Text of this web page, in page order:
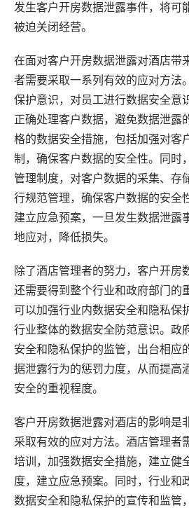
发生客户开房数据泄露事件，将可
被迫关闭经营。
在面对客户开房数据泄露对酒店带
者需要采取一系列有效的应对方法
保护意识，对员工进行数据安全意
正确处理客户数据，避免数据泄露
格的数据安全措施，包括加强对客
制，确保客户数据的安全性。同时
管理制度，对客户数据的采集、存
行规范管理，确保客户数据的安全
建立应急预案，一旦发生数据泄露
地应对，降低损失。
除了酒店管理者的努力，客户开房
还需要得到整个行业和政府部门的
可以加强行业内数据安全和隐私保
行业整体的数据安全防范意识。政
安全和隐私保护的监管，出台相应
据泄露行为的惩罚力度，从而提高
安全的重视程度。
客户开房数据泄露对酒店的影响是
采取有效的应对方法。酒店管理者
培训，加强数据安全措施，建立健
度，建立应急预案。同时，行业和
数据安全和隐私保护的宣传和监管